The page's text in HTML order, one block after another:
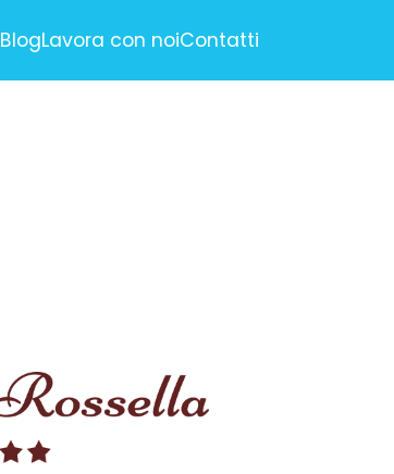
BlogLavora con noiContatti